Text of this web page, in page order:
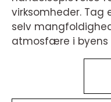
virksomheder. Tag
selv
atmosfære i byens